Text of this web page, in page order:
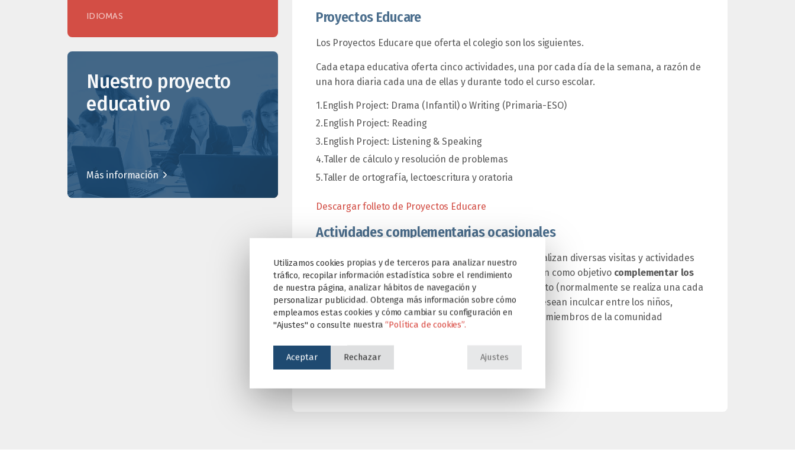
Proyectos Educare
Los Proyectos Educare que oferta el colegio son los siguientes.
Cada etapa educativa oferta cinco actividades, una por cada día de la semana, a razón de
una hora diaria cada una de ellas y durante todo el curso escolar.
English Project: Drama (Infantil) o Writing (Primaria-ESO)
English Project: Reading
English Project: Listening & Speaking
Taller de cálculo y resolución de problemas
Taller de ortografía, lectoescritura y oratoria
Descargar folleto de Proyectos Educare
Actividades complementarias ocasionales
A lo largo de cada curso escolar nuestros alumnos realizan diversas visitas y actividades
culturales dentro y fuera del centro. Todas ellas tienen como objetivo complementar los
contenidosque se estén trabajando en cada momento (normalmente se realiza una cada
trimestre), además detrabajar los valoresque se desean inculcar entre los niños,
fomentando la convivencia y amistad entre todos los miembros de la comunidad
educativa.
Actividades ocasionales
IDIOMAS
Nuestro proyecto
educativo
Más información
Utilizamos cookies propias y de terceros para analizar nuestro
tráfico, recopilar información estadística sobre el rendimiento
de nuestra página, analizar hábitos de navegación y
personalizar publicidad. Obtenga más información sobre cómo
empleamos estas cookies y cómo cambiar su configuración en
"Ajustes" o consulte nuestra“Política de cookies”.
Aceptar Rechazar Ajustes